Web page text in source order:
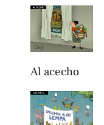
Al acecho